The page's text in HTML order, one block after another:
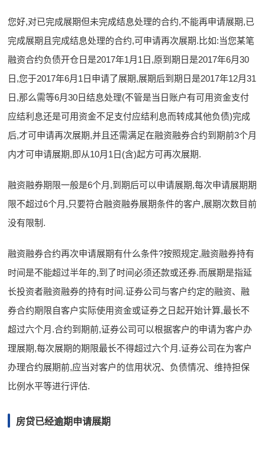
您好,对已完成展期但未完成结息处理的合约,不能再申请展期,已
完成展期且完成结息处理的合约,可申请再次展期.比如:当您某笔
融资合约负债开仓日是2017年1月1日,原到期日是2017年6月30
日,您于2017年6月1日申请了展期,展期后到期日是2017年12月31
日,那么需等6月30日结息处理(不管是当日账户有可用资金支付
应结利息还是可用资金不足支付应结利息而转成其他负债)完成
后,才可申请再次展期,并且还需满足在融资融券合约到期前3个月
内才可申请展期,即从10月1日(含)起方可再次展期.
融资融券期限一般是6个月,到期后可以申请展期,每次申请展期期
限不超过6个月,只要符合融资融券展期条件的客户,展期次数目前
没有限制.
融资融券合约再次申请展期有什么条件?按照规定,融资融券持有
时间是不能超过半年的,到了时间必须还款或还券.而展期是指延
长投资者融资融券的持有时间.证券公司与客户约定的融资、融
券合约期限自客户实际使用资金或证券之日起开始计算,最长不
超过六个月.合约到期前,证券公司可以根据客户的申请为客户办
理展期,每次展期的期限最长不得超过六个月.证券公司在为客户
办理合约展期前,应当对客户的信用状况、负债情况、维持担保
比例水平等进行评估.
房贷已经逾期申请展期